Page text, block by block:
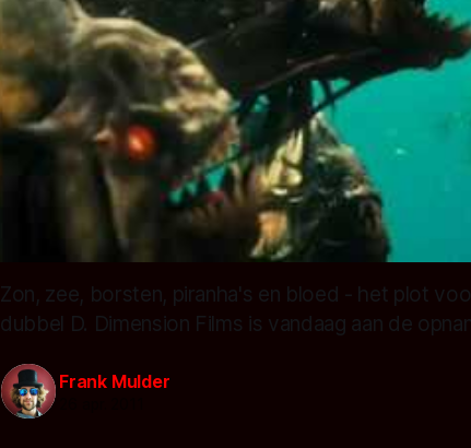
Zon, zee, borsten, piranha's en bloed - het plot
dubbel D. Dimension Films is vandaag aan de
Frank Mulder